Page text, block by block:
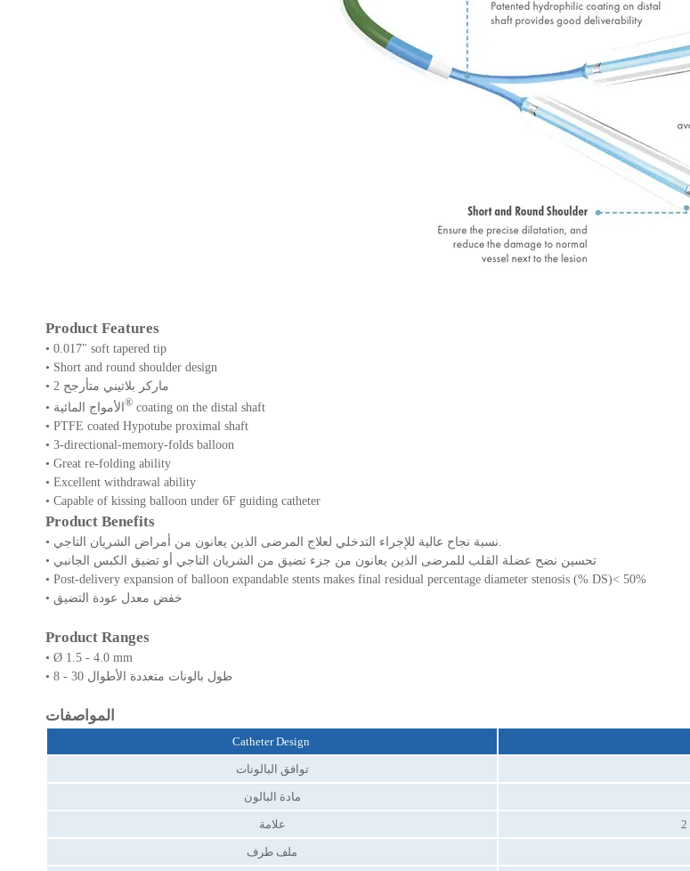
Product Features
• 0.017" soft tapered tip
• Short and round shoulder design
• الأمواج المائية® coating on the distal shaft
• PTFE coated Hypotube proximal shaft
• 3-directional-memory-folds balloon
• Great re-folding ability
• Excellent withdrawal ability
• Capable of kissing balloon under 6F guiding catheter
Product Benefits
• تحسين نضح عضلة القلب للمرضى الذين يعانون من جزء تضيق من الشريان التاجي أو تضيق الكبس الجانبي
• Post-delivery expansion of balloon expandable stents makes final residual percentage diameter stenosis (% DS)< 50%
• خفض معدل عودة التضيق
Product Ranges
• Ø 1.5 - 4.0 mm
• 8 - 30 طول بالونات متعددة الأطوال
المواصفات
Catheter Design
توافق البالونات
مادة البالون
علامة
ملف طرف